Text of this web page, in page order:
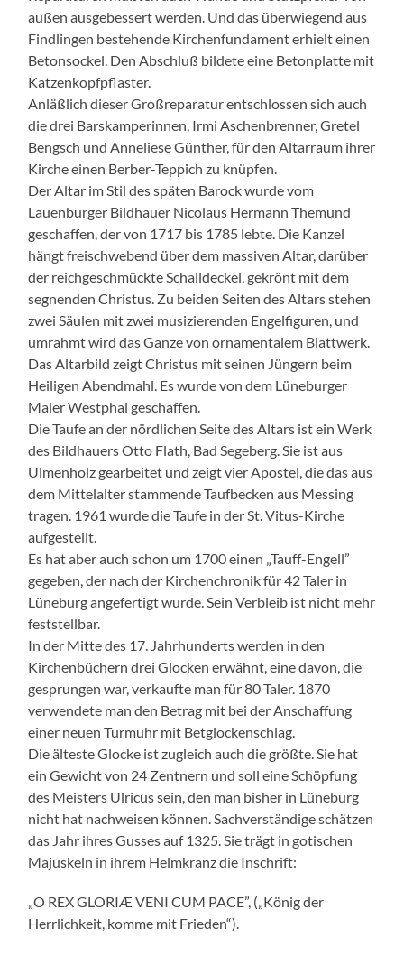
außen ausgebessert werden. Und das überwiegend aus
Findlingen bestehende Kirchenfundament erhielt einen
Betonsockel. Den Abschluß bildete eine Betonplatte mit
Katzenkopfpflaster.
Anläßlich dieser Großreparatur entschlossen sich auch
die drei Barskamperinnen, Irmi Aschenbrenner, Gretel
Bengsch und Anneliese Günther, für den Altarraum ihrer
Kirche einen Berber-Teppich zu knüpfen.
Der Altar im Stil des späten Barock wurde vom
Lauenburger Bildhauer Nicolaus Hermann Themund
geschaffen, der von 1717 bis 1785 lebte. Die Kanzel
hängt freischwebend über dem massiven Altar, darüber
der reichgeschmückte Schalldeckel, gekrönt mit dem
segnenden Christus. Zu beiden Seiten des Altars stehen
zwei Säulen mit zwei musizierenden Engelfiguren, und
umrahmt wird das Ganze von ornamentalem Blattwerk.
Das Altarbild zeigt Christus mit seinen Jüngern beim
Heiligen Abendmahl. Es wurde von dem Lüneburger
Maler Westphal geschaffen.
Die Taufe an der nördlichen Seite des Altars ist ein Werk
des Bildhauers Otto Flath, Bad Segeberg. Sie ist aus
Ulmenholz gearbeitet und zeigt vier Apostel, die das aus
dem Mittelalter stammende Taufbecken aus Messing
tragen. 1961 wurde die Taufe in der St. Vitus-Kirche
aufgestellt.
Es hat aber auch schon um 1700 einen „Tauff-Engell”
gegeben, der nach der Kirchenchronik für 42 Taler in
Lüneburg angefertigt wurde. Sein Verbleib ist nicht mehr
feststellbar.
In der Mitte des 17. Jahrhunderts werden in den
Kirchenbüchern drei Glocken erwähnt, eine davon, die
gesprungen war, verkaufte man für 80 Taler. 1870
verwendete man den Betrag mit bei der Anschaffung
einer neuen Turmuhr mit Betglockenschlag.
Die älteste Glocke ist zugleich auch die größte. Sie hat
ein Gewicht von 24 Zentnern und soll eine Schöpfung
des Meisters Ulricus sein, den man bisher in Lüneburg
nicht hat nachweisen können. Sachverständige schätzen
das Jahr ihres Gusses auf 1325. Sie trägt in gotischen
Majuskeln in ihrem Helmkranz die Inschrift:
„O REX GLORIÆ VENI CUM PACE”, („König der
Herrlichkeit, komme mit Frieden“).